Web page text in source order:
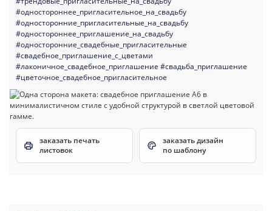
#одностороннее_пригласительное_на_свадьбу
#односторонние_пригласительные_на_свадьбу
#одностороннее_приглашение_на_свадьбу
#односторонние_свадебные_пригласительные
#свадебное_приглашение_с_цветами
#лаконичное_свадебное_приглашение #свадьба_приглашение
#цветочное_свадебное_пригласительное
заказать печать
листовок
заказать дизайн
по шаблону